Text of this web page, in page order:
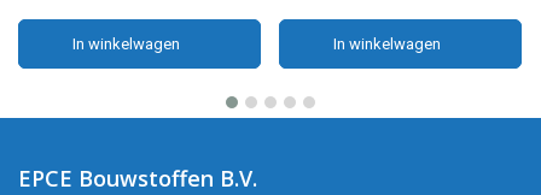
In winkelwagen
In winkelwagen In winkelwagen
In winkelwagen
EPCE Bouwstoffen B.V.